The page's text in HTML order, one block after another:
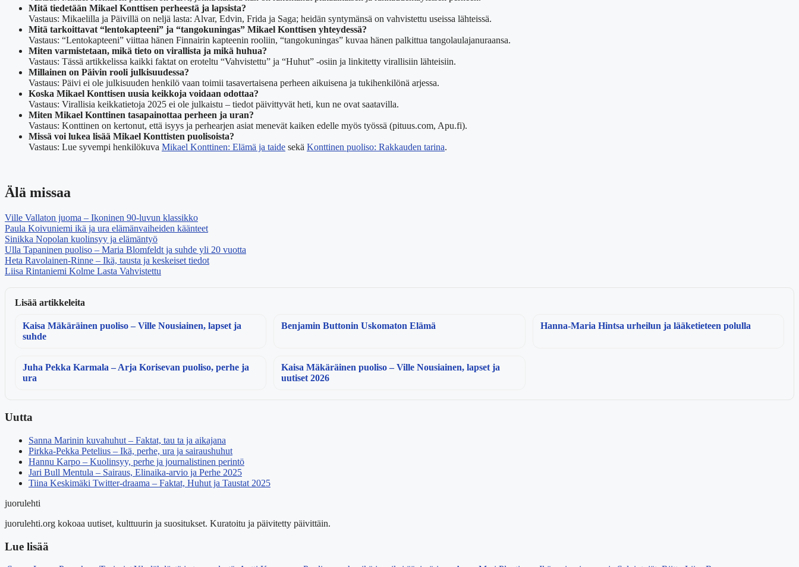
Mitä tiedetään Mikael Konttisen perheestä ja lapsista?
Vastaus: Mikaelilla ja Päivillä on neljä lasta: Alvar, Edvin, Frida ja Saga; heidän syntymänsä on vahvistettu useissa lähteissä.
Mitä tarkoittavat “lentokapteeni” ja “tangokuningas” Mikael Konttisen yhteydessä?
Vastaus: “Lentokapteeni” viittaa hänen Finnairin kapteenin rooliin, “tangokuningas” kuvaa hänen palkittua tangolaulajanuraansa.
Miten varmistetaan, mikä tieto on virallista ja mikä huhua?
Vastaus: Tässä artikkelissa kaikki faktat on eroteltu “Vahvistettu” ja “Huhut” -osiin ja linkitetty virallisiin lähteisiin.
Millainen on Päivin rooli julkisuudessa?
Vastaus: Päivi ei ole julkisuuden henkilö vaan toimii tasavertaisena perheen aikuisena ja tukihenkilönä arjessa.
Koska Mikael Konttisen uusia keikkoja voidaan odottaa?
Vastaus: Virallisia keikkatietoja 2025 ei ole julkaistu – tiedot päivittyvät heti, kun ne ovat saatavilla.
Miten Mikael Konttinen tasapainottaa perheen ja uran?
Vastaus: Konttinen on kertonut, että isyys ja perhearjen asiat menevät kaiken edelle myös työssä (pituus.com, Apu.fi).
Missä voi lukea lisää Mikael Konttisten puolisoista?
Vastaus: Lue syvempi henkilökuva Mikael Konttinen: Elämä ja taide sekä Konttinen puoliso: Rakkauden tarina.
Älä missaa
Ville Vallaton juoma – Ikoninen 90-luvun klassikko
Paula Koivuniemi ikä ja ura elämänvaiheiden käänteet
Sinikka Nopolan kuolinsyy ja elämäntyö
Ulla Tapaninen puoliso – Maria Blomfeldt ja suhde yli 20 vuotta
Heta Ravolainen-Rinne – Ikä, tausta ja keskeiset tiedot
Liisa Rintaniemi Kolme Lasta Vahvistettu
Lisää artikkeleita
Kaisa Mäkäräinen puoliso – Ville Nousiainen, lapset ja
suhde
Benjamin Buttonin Uskomaton Elämä Hanna-Maria Hintsa urheilun ja lääketieteen polulla
Juha Pekka Karmala – Arja Korisevan puoliso, perhe ja
ura
Kaisa Mäkäräinen puoliso – Ville Nousiainen, lapset ja
uutiset 2026
Uutta
Sanna Marinin kuvahuhut – Faktat, tau ta ja aikajana
Pirkka-Pekka Petelius – Ikä, perhe, ura ja sairaushuhut
Hannu Karpo – Kuolinsyy, perhe ja journalistinen perintö
Jari Bull Mentula – Sairaus, Elinaika-arvio ja Perhe 2025
Tiina Keskimäki Twitter-draama – Faktat, Huhut ja Taustat 2025
juorulehti
juorulehti.org kokoaa uutiset, kulttuurin ja suositukset. Kuratoitu ja päivitetty päivittäin.
Lue lisää